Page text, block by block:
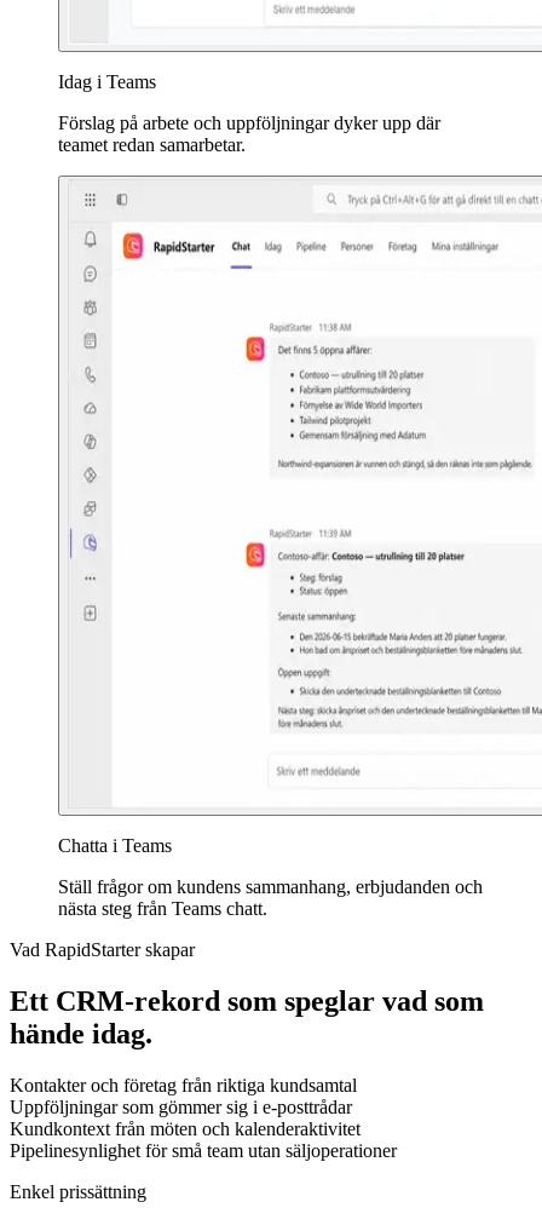
Idag i Teams
Förslag på arbete och uppföljningar dyker upp där
teamet redan samarbetar.
Chatta i Teams
Ställ frågor om kundens sammanhang, erbjudanden och
nästa steg från Teams chatt.
Vad RapidStarter skapar
Ett CRM-rekord som speglar vad som
hände idag.
Kontakter och företag från riktiga kundsamtal
Uppföljningar som gömmer sig i e-posttrådar
Kundkontext från möten och kalenderaktivitet
Pipelinesynlighet för små team utan säljoperationer
Enkel prissättning